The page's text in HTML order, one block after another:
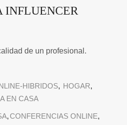
INFLUENCER
de un profesional.
HIBRIDOS, HOGAR,
EN CASA
,CONFERENCIAS ONLINE,